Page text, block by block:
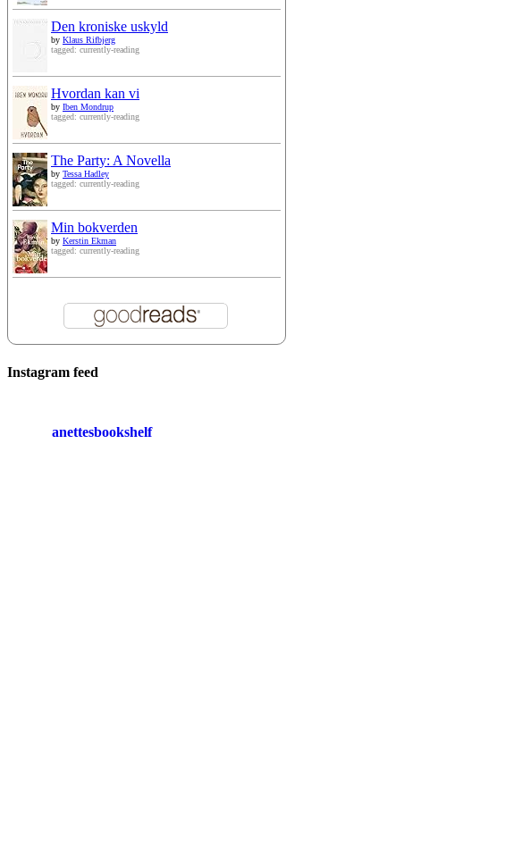
Den kroniske uskyld
by Klaus Rifbjerg
tagged: currently-reading
Hvordan kan vi
by Iben Mondrup
tagged: currently-reading
The Party: A Novella
by Tessa Hadley
tagged: currently-reading
Min bokverden
by Kerstin Ekman
tagged: currently-reading
Instagram feed
anettesbookshelf